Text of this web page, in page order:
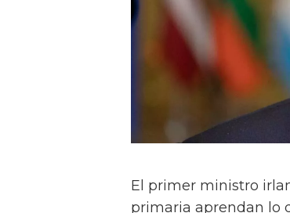
El primer ministro
primaria aprendan lo